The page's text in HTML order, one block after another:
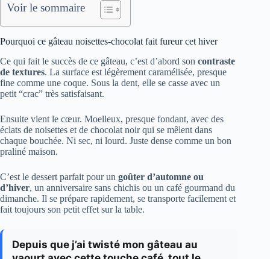
Voir le sommaire
Pourquoi ce gâteau noisettes-chocolat fait fureur cet hiver
Ce qui fait le succès de ce gâteau, c’est d’abord son contraste
de textures. La surface est légèrement caramélisée, presque
fine comme une coque. Sous la dent, elle se casse avec un
petit “crac” très satisfaisant.
Ensuite vient le cœur. Moelleux, presque fondant, avec des
éclats de noisettes et de chocolat noir qui se mêlent dans
chaque bouchée. Ni sec, ni lourd. Juste dense comme un bon
praliné maison.
C’est le dessert parfait pour un goûter d’automne ou
d’hiver, un anniversaire sans chichis ou un café gourmand du
dimanche. Il se prépare rapidement, se transporte facilement et
fait toujours son petit effet sur la table.
Depuis que j’ai twisté mon gâteau au